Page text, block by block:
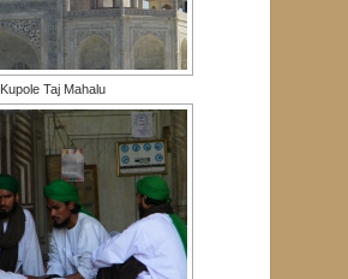
Kupole Taj Mahalu